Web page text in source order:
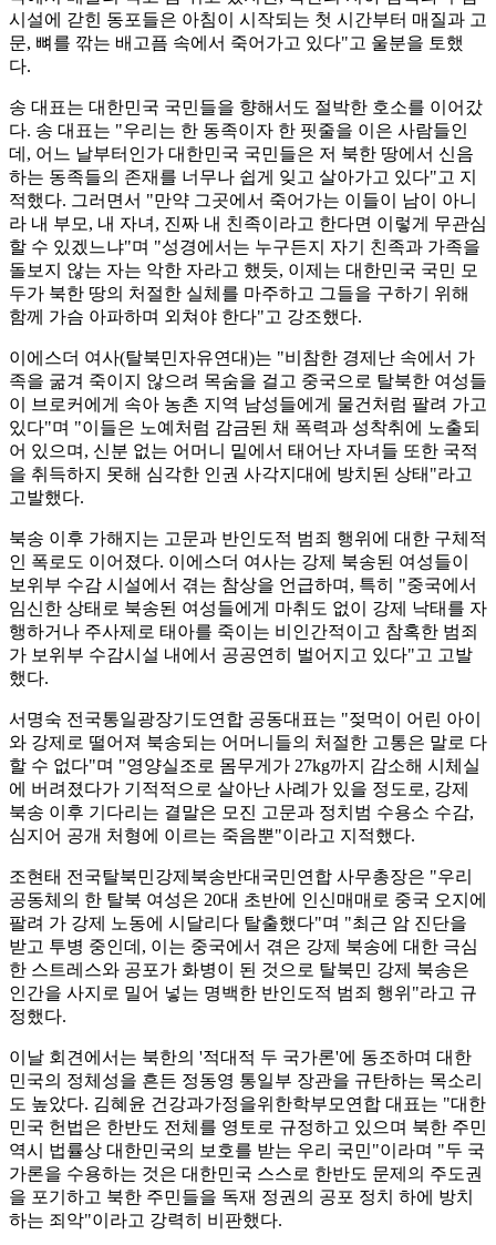
시설에 갇힌 동포들은 아침이 시작되는 첫 시간부터 매질과 고
문, 뼈를 깎는 배고픔 속에서 죽어가고 있다"고 울분을 토했
다.
송 대표는 대한민국 국민들을 향해서도 절박한 호소를 이어갔
다. 송 대표는 "우리는 한 동족이자 한 핏줄을 이은 사람들인
데, 어느 날부터인가 대한민국 국민들은 저 북한 땅에서 신음
하는 동족들의 존재를 너무나 쉽게 잊고 살아가고 있다"고 지
적했다. 그러면서 "만약 그곳에서 죽어가는 이들이 남이 아니
라 내 부모, 내 자녀, 진짜 내 친족이라고 한다면 이렇게 무관심
할 수 있겠느냐"며 "성경에서는 누구든지 자기 친족과 가족을
돌보지 않는 자는 악한 자라고 했듯, 이제는 대한민국 국민 모
두가 북한 땅의 처절한 실체를 마주하고 그들을 구하기 위해
함께 가슴 아파하며 외쳐야 한다"고 강조했다.
이에스더 여사(탈북민자유연대)는 "비참한 경제난 속에서 가
족을 굶겨 죽이지 않으려 목숨을 걸고 중국으로 탈북한 여성들
이 브로커에게 속아 농촌 지역 남성들에게 물건처럼 팔려 가고
있다"며 "이들은 노예처럼 감금된 채 폭력과 성착취에 노출되
어 있으며, 신분 없는 어머니 밑에서 태어난 자녀들 또한 국적
을 취득하지 못해 심각한 인권 사각지대에 방치된 상태"라고
고발했다.
북송 이후 가해지는 고문과 반인도적 범죄 행위에 대한 구체적
인 폭로도 이어졌다. 이에스더 여사는 강제 북송된 여성들이
보위부 수감 시설에서 겪는 참상을 언급하며, 특히 "중국에서
임신한 상태로 북송된 여성들에게 마취도 없이 강제 낙태를 자
행하거나 주사제로 태아를 죽이는 비인간적이고 참혹한 범죄
가 보위부 수감시설 내에서 공공연히 벌어지고 있다"고 고발
했다.
서명숙 전국통일광장기도연합 공동대표는 "젖먹이 어린 아이
와 강제로 떨어져 북송되는 어머니들의 처절한 고통은 말로 다
할 수 없다"며 "영양실조로 몸무게가 27kg까지 감소해 시체실
에 버려졌다가 기적적으로 살아난 사례가 있을 정도로, 강제
북송 이후 기다리는 결말은 모진 고문과 정치범 수용소 수감,
심지어 공개 처형에 이르는 죽음뿐"이라고 지적했다.
조현태 전국탈북민강제북송반대국민연합 사무총장은 "우리
공동체의 한 탈북 여성은 20대 초반에 인신매매로 중국 오지에
팔려 가 강제 노동에 시달리다 탈출했다"며 "최근 암 진단을
받고 투병 중인데, 이는 중국에서 겪은 강제 북송에 대한 극심
한 스트레스와 공포가 화병이 된 것으로 탈북민 강제 북송은
인간을 사지로 밀어 넣는 명백한 반인도적 범죄 행위"라고 규
정했다.
이날 회견에서는 북한의 '적대적 두 국가론'에 동조하며 대한
민국의 정체성을 흔든 정동영 통일부 장관을 규탄하는 목소리
도 높았다. 김혜윤 건강과가정을위한학부모연합 대표는 "대한
민국 헌법은 한반도 전체를 영토로 규정하고 있으며 북한 주민
역시 법률상 대한민국의 보호를 받는 우리 국민"이라며 "두 국
가론을 수용하는 것은 대한민국 스스로 한반도 문제의 주도권
을 포기하고 북한 주민들을 독재 정권의 공포 정치 하에 방치
하는 죄악"이라고 강력히 비판했다.